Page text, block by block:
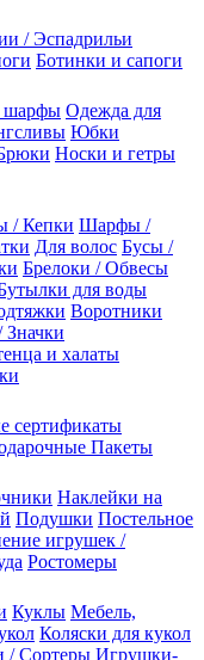
/ Эспадрильи
Ботинки и сапоги
Одежда для
Юбки
Носки и гетры
/ Кепки Шарфы /
Для волос Бусы /
Брелоки / Обвесы
для воды
Воротники
и халаты
сертификаты
Пакеты
Наклейки на
Подушки Постельное
игрушек /
Ростомеры
Куклы Мебель,
Коляски для кукол
/ Сортеры Игрушки-